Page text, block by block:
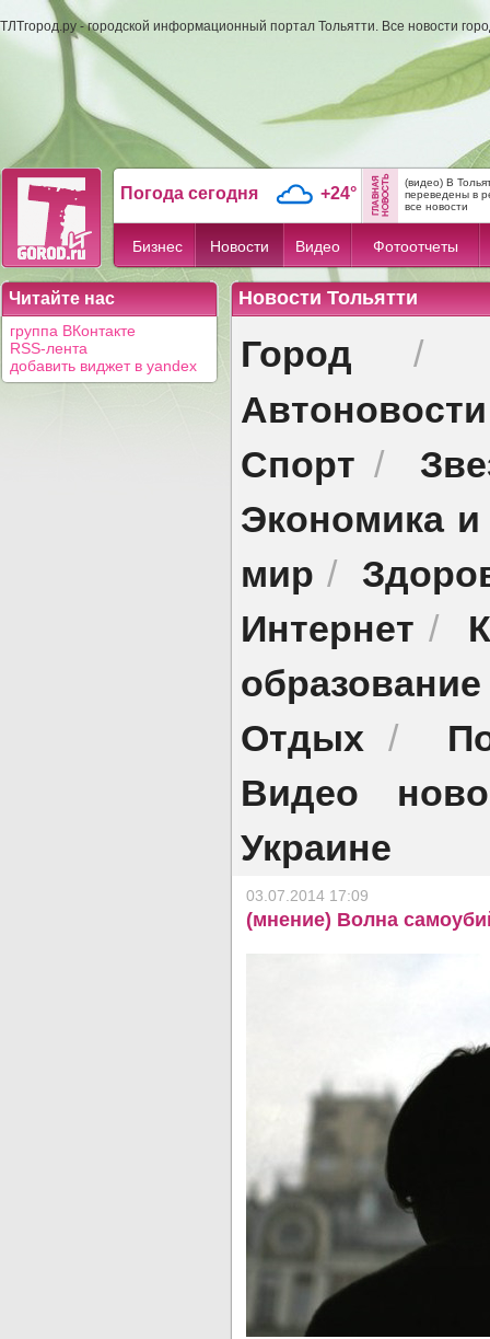
ТЛТгород.ру - городской информационный портал Тольятти. Все новости
Погода сегодня +24°
(видео) В
переведены в
все новости
Бизнес Новости Видео Фотоотчеты
Читайте нас
группа ВКонтакте
RSS-лента
добавить виджет в yandex
Новости Тольятти
Город /
Автоновости
Спорт /
Экономика
мир /
Интернет /
образование
Отдых /
Видео
Украине
03.07.2014 17:09
(мнение) Волна